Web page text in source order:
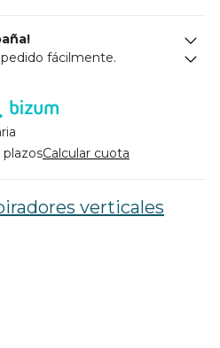
fácilmente.
plazosCalcular cuota
verticales